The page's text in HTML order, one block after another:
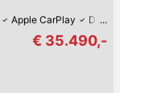
Apple CarPlay Digitales Cockpit
€ 35.490,-